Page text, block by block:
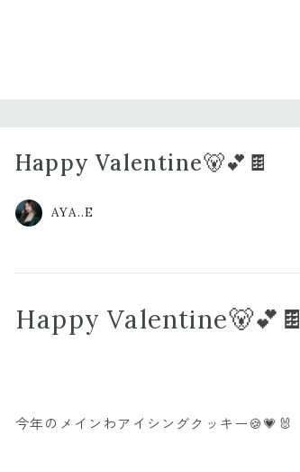
Happy Valentine🐻💕🍫
AYA..E
Happy Valentine🐻💕🍫
今年のメインわアイシングクッキー🍪💗🐰